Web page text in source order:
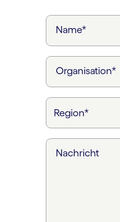
Name*
Organisation*
Nachricht